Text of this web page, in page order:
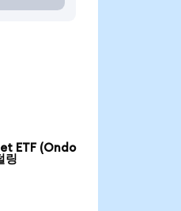
ETF (Ondo
링